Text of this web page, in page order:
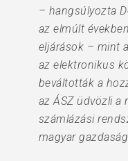
– hangsúlyozta
az elmúlt
eljárások – mint
az elektronikus
beváltották a
az ÁSZ üdvözli a
számlázási
magyar